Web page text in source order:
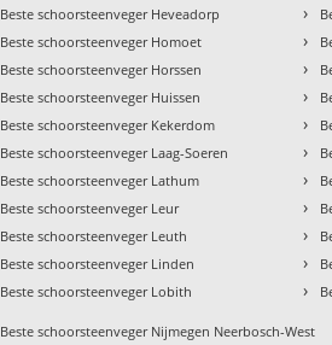
Beste schoorsteenveger Heveadorp
Beste schoorsteenveger Homoet
Beste schoorsteenveger Horssen
Beste schoorsteenveger Huissen
Beste schoorsteenveger Kekerdom
Beste schoorsteenveger Laag-Soeren
Beste schoorsteenveger Lathum
Beste schoorsteenveger Leur
Beste schoorsteenveger Leuth
Beste schoorsteenveger Linden
Beste schoorsteenveger Lobith
›
›
›
›
›
›
›
›
›
›
›
Beste schoorsteenveger Nijmegen Neerbosch-West